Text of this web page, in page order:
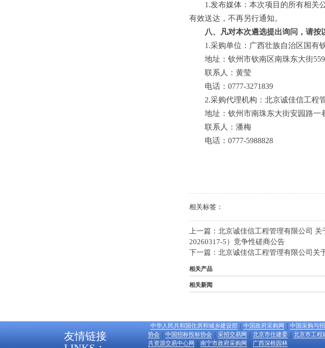
1.发布媒体： 本次项目的所有相关
有效送达，不再另行通知。
八、 凡对本次遴选提出询问，请按
1.采购单位 ：广西壮族自治区国有
地址：钦州市钦南区南珠东大街
联系人：黄莹
电话： 0777-3271839
2.采购代理机构 ：北京诚佳信工程
地址：钦州市南珠东大街安园路一
联系人：潘梅
电话： 0777-5988828
相关标签：
上一篇： 北京诚佳信工程管理有限公司 关
20260317-5）竞争性磋商公告
下一篇： 北京诚佳信工程管理有限公司关
相关产品
相关新闻
友情链接
中华人民共和国住房和城乡建设部 中国政府采购网 中国采购与
协会
中国招标投标协会 采招交易网 北京市住建委 北京市工程
共资源交易中心网
南宁市政府采购网 广西深根园林